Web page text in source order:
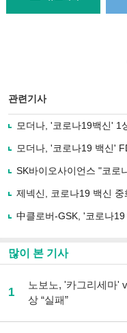
관련기사
모더나, '코로나19백신' 1
모더나, '코로나19 백신'
SK바이오사이언스 "코로
제넥신, 코로나19 백신
中클로버-GSK, '코로나
많이 본 기사
1
노보노, '카그리세마'
상 “실패”